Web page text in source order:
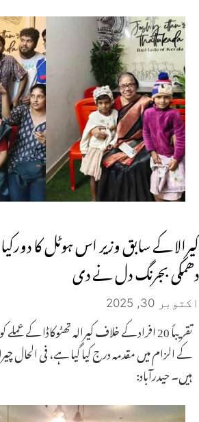
کیرالا کے سابق وزیر اس ہوٹل کا
دھمکی بجرنگ دل نے دی
اکتوبر 30, 2025
تقریباً 20 افراد کے خلاف کیرالہ تھٹوکاڈا کے
کے الزام میں مقدمہ درج کیا گیا ہے، فی الحال
ہیں۔ حیدرآباد: